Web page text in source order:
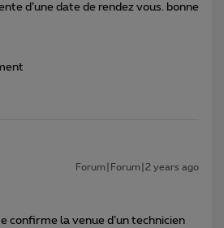
d’une date de rendez vous. bonne
Forum|Forum|2 years ago
confirme la venue d’un technicien